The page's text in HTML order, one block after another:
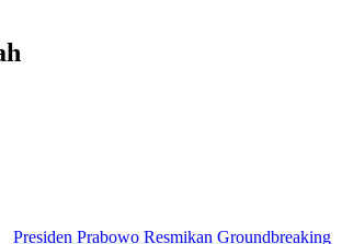
Presiden Prabowo Resmikan Groundbreaking